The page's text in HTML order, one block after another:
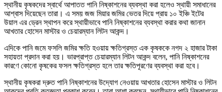
স্থানীয় কৃষকদের স্বার্থে আপাতত পানি নিষ্কাশনের ব্যবস্থা করা হলেও স্থায়ী সমাধানের
আশ্বাস দিয়েছেন তারা। এ সময় জজ মিয়ার জমির ভেতর দিয়ে প্রায় ১০ ইঞ্চি ইটের
উয়াল এর ড্রেন স্থাপন করে স্থায়ীভাবে পানি নিষ্কাশনের ব্যবস্থা করার কথা জানান
আখতার হোসেন মাস্টার ও চেয়ারম্যান লিটন আকন্দ।
এদিকে পানি জমে ফসলি জমির ক্ষতি হওয়ায় ক্ষতিগ্রস্ত এক কৃষককে নগদ ২ হাজার টাকা
সহায়তা প্রদান করা হয়। ভারপ্রাপ্ত চেয়ারম্যান লিটন আকন্দ বলেন, পানি নিষ্কাশনের
কারণে কোনো কৃষকের ফসল ক্ষতিগ্রস্ত হলে তার ক্ষতিপূরণের ব্যবস্থা করা হবে।
স্থানীয় কৃষকরা দ্রুত পানি নিষ্কাশনের উদ্যোগ নেওয়ায় আখতার হোসেন মাস্টার ও লিটন